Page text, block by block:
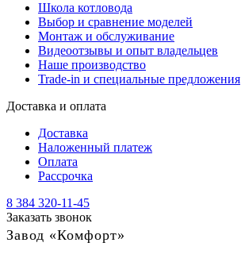
Школа котловода
Выбор и сравнение моделей
Монтаж и обслуживание
Видеоотзывы и опыт владельцев
Наше производство
Trade-in и специальные предложения
Доставка и оплата
Доставка
Наложенный платеж
Оплата
Рассрочка
8 384 320-11-45
Заказать звонок
Завод «Комфорт»